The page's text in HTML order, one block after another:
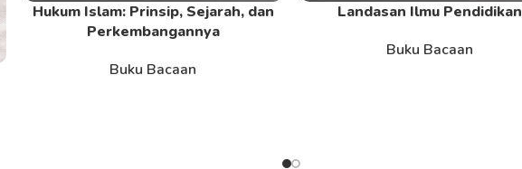
Read More
Hukum Islam: Prinsip, Sejarah, dan
Perkembangannya
Buku Bacaan
Read MoreLandasan Ilmu Pendidikan
Buku Bacaan